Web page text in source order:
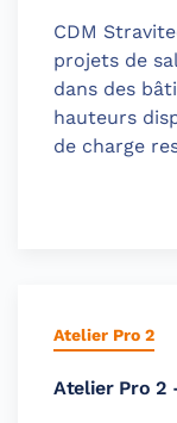
CDM
projets de
dans des
hauteurs
de charge
Atelier Pro 2
Atelier Pro 2